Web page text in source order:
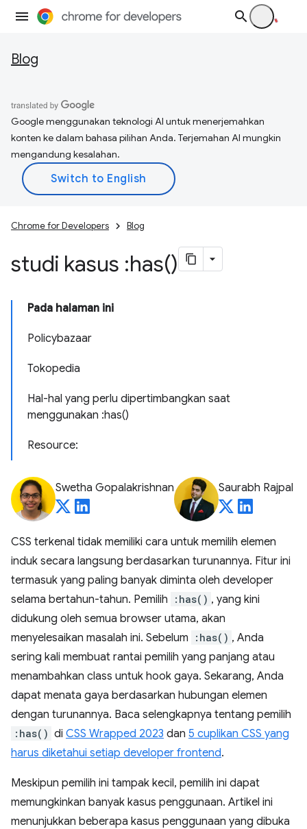
Blog
Google menggunakan teknologi AI untuk menerjemahkan
konten ke dalam bahasa pilihan Anda. Terjemahan AI mungkin
mengandung kesalahan.
Chrome for Developers Blog
studi kasus :has()
Pada halaman ini
Policybazaar
Tokopedia
Hal-hal yang perlu dipertimbangkan saat
menggunakan :has()
Resource:
Swetha Gopalakrishnan Saurabh Rajpal
CSS terkenal tidak memiliki cara untuk memilih elemen
induk secara langsung berdasarkan turunannya. Fitur ini
termasuk yang paling banyak diminta oleh developer
selama bertahun-tahun. Pemilih
:has() , yang kini
didukung oleh semua browser utama, akan
menyelesaikan masalah ini. Sebelum
:has() , Anda
sering kali membuat rantai pemilih yang panjang atau
menambahkan class untuk hook gaya. Sekarang, Anda
dapat menata gaya berdasarkan hubungan elemen
dengan turunannya. Baca selengkapnya tentang pemilih
:has() di CSS Wrapped 2023 dan 5 cuplikan CSS yang
harus diketahui setiap developer frontend.
Meskipun pemilih ini tampak kecil, pemilih ini dapat
memungkinkan banyak kasus penggunaan. Artikel ini
menunjukkan beberapa kasus penggunaan yang dibuka